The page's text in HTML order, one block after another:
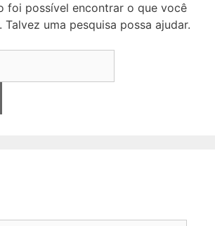
foi possível encontrar o que você
Talvez uma pesquisa possa ajudar.